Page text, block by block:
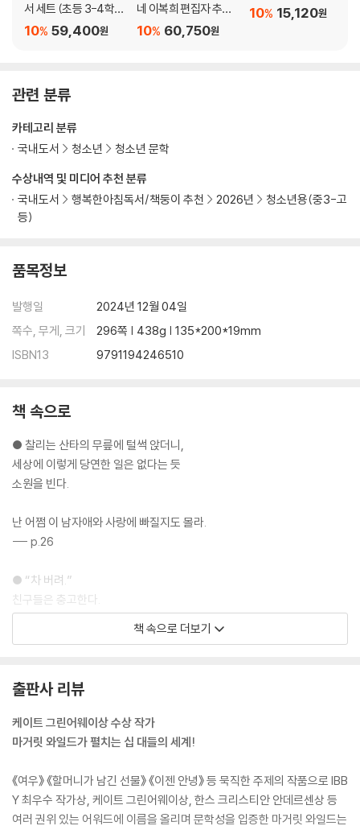
서 세트 (초등 3-4학
년)
59,400원
10%
네 이복희 편집자 추천
초등 3~4학년 세트
60,750원
10%
15,120원
10%
관련 분류
수상내역 및 미디어 추천 분류
국내도서
행복한아침독서/책둥이 추천 2026년
청소년용(중3-고
등)
카테고리 분류
국내도서
청소년 청소년 문학
품목정보
발행일
2024년 12월 04일
쪽수, 무게, 크기
296쪽 | 438g | 135*200*19mm
ISBN13
9791194246510
책 속으로
● 찰리는 산타의 무릎에 털썩 앉더니,
세상에 이렇게 당연한 일은 없다는 듯
소원을 빈다.
난 어쩜 이 남자애와 사랑에 빠질지도 몰라.
--- p.26
● “차 버려.”
친구들은 충고한다.
“걔한테 차이기 전에.”
--- p.59
● 적들은 나를 쏘아보고,
한 명은 속삭였다.
“징크스!”
책 속으로 더보기
출판사 리뷰
케이트 그린어웨이상 수상 작가
마거릿 와일드가 펼치는 십 대들의 세계!
《여우》 《할머니가 남긴 선물》 《이젠 안녕》 등 묵직한 주제의 작품으로 IBB
Y 최우수 작가상, 케이트 그린어웨이상, 한스 크리스티안 안데르센상 등
여러 권위 있는 어워드에 이름을 올리며 문학성을 입증한 마거릿 와일드는